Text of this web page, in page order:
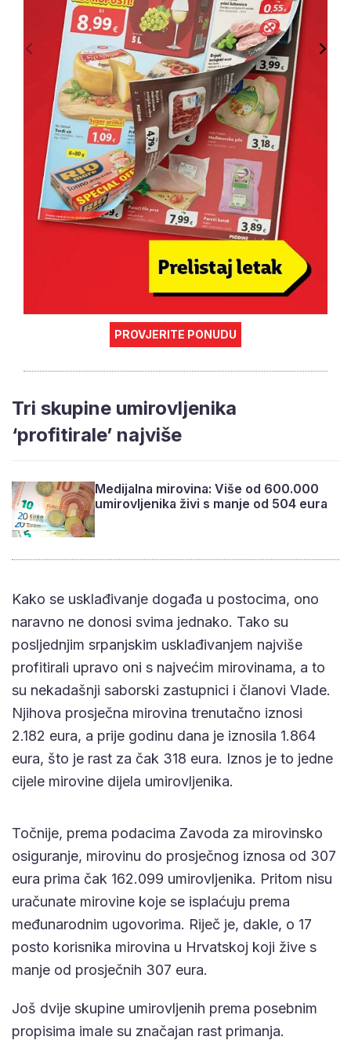
PROVJERITE PONUDU
Tri skupine umirovljenika
‘profitirale’ najviše
Medijalna mirovina: Više od 600.000
umirovljenika živi s manje od 504 eura
Kako se usklađivanje događa u postocima, ono
naravno ne donosi svima jednako. Tako su
posljednjim srpanjskim usklađivanjem najviše
profitirali upravo oni s najvećim mirovinama, a to
su nekadašnji saborski zastupnici i članovi Vlade.
Njihova prosječna mirovina trenutačno iznosi
2.182 eura, a prije godinu dana je iznosila 1.864
eura, što je rast za čak 318 eura. Iznos je to jedne
cijele mirovine dijela umirovljenika.
Točnije, prema podacima Zavoda za mirovinsko
osiguranje, mirovinu do prosječnog iznosa od 307
eura prima čak 162.099 umirovljenika. Pritom nisu
uračunate mirovine koje se isplaćuju prema
međunarodnim ugovorima. Riječ je, dakle, o 17
posto korisnika mirovina u Hrvatskoj koji žive s
manje od prosječnih 307 eura.
Još dvije skupine umirovljenih prema posebnim
propisima imale su značajan rast primanja.